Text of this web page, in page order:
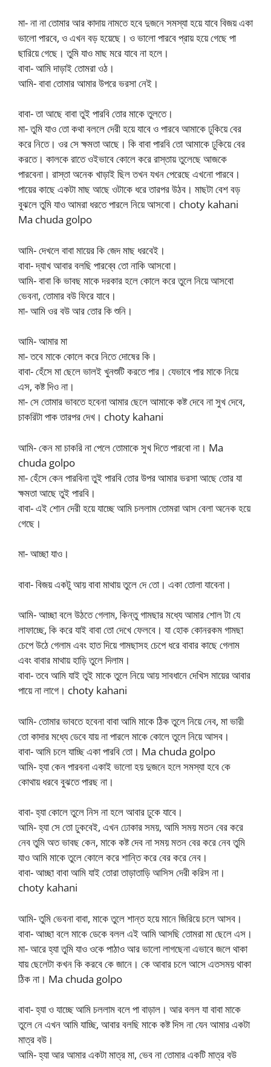
মা- না না তোমার আর কাদায় নামতে হবে দুজনে সমস্যা হয়ে যাবে বিজয় একা
ভালো পারবে, ও এখন বড় হয়েছে। ও ভালো পারবে প্রায় হয়ে গেছে পা
ছারিয়ে গেছে। তুমি যাও মাছ মরে যাবে না হলে।
বাবা- আমি দাড়াই তোমরা ওঠ।
আমি- বাবা তোমার আমার উপরে ভরসা নেই।
বাবা- তা আছে বাবা তুই পারবি তোর মাকে তুলতে।
মা- তুমি যাও তো কথা বললে দেরী হয়ে যাবে ও পারবে আমাকে ঢুকিয়ে বের
করে নিতে। ওর সে ক্ষমতা আছে। কি বাবা পারবি তো আমাকে ঢুকিয়ে বের
করতে। কালকে রাতে ওইভাবে কোলে করে রাস্তায় তুলেছে আজকে
পারবেনা। রাস্তা অনেক খাড়াই ছিল তখন যখন পেরেছে এখনো পারবে।
পায়ের কাছে একটা মাছ আছে ওটাকে ধরে তারপর উঠব। মাছটা বেশ বড়
বুঝলে তুমি যাও আমরা ধরতে পারলে নিয়ে আসবো। choty kahani
Ma chuda golpo
আমি- দেখলে বাবা মায়ের কি জেদ মাছ ধরবেই।
বাবা- দ্যাখ আবার বলছি পারব্বে তো নাকি আসবো।
আমি- বাবা কি ভাবছ মাকে দরকার হলে কোলে করে তুলে নিয়ে আসবো
ভেবনা, তোমার বউ ফিরে যাবে।
মা- আমি ওর বউ আর তোর কি শুনি।
আমি- আমার মা
মা- তবে মাকে কোলে করে নিতে দোষের কি।
বাবা- হেঁসে মা ছেলে ভালই খুনশুটি করতে পার। যেভাবে পার মাকে নিয়ে
এস, কষ্ট দিও না।
মা- সে তোমার ভাবতে হবেনা আমার ছেলে আমাকে কষ্ট দেবে না সুখ দেবে,
চাকরিটা পাক তারপর দেখ। choty kahani
আমি- কেন মা চাকরি না পেলে তোমাকে সুখ দিতে পারবো না। Ma
chuda golpo
মা- হেঁসে কেন পারবিনা তুই পারবি তোর উপর আমার ভরসা আছে তোর যা
ক্ষমতা আছে তুই পারবি।
বাবা- এই শোন দেরী হয়ে যাচ্ছে আমি চললাম তোমরা আস বেলা অনেক হয়ে
গেছে।
মা- আচ্ছা যাও।
বাবা- বিজয় একটু আয় বাবা মাথায় তুলে দে তো। একা তোলা যাবেনা।
আমি- আচ্ছা বলে উঠতে গেলাম, কিন্তু গামছার মধ্যে আমার শোল টা যে
লাফাচ্ছে, কি করে যাই বাবা তো দেখে ফেলবে। যা হোক কোনরকম গামছা
চেপে উঠে গেলাম এবং হাত দিয়ে গামছাসহ চেপে ধরে বাবার কাছে গেলাম
এবং বাবার মাথায় হাড়ি তুলে দিলাম।
বাবা- তবে আমি যাই তুই মাকে তুলে নিয়ে আয় সাবধানে দেখিস মায়ের আবার
পায়ে না লাগে। choty kahani
আমি- তোমার ভাবতে হবেনা বাবা আমি মাকে ঠিক তুলে নিয়ে নেব, মা ভারী
তো কাদার মধ্যে ডেবে যায় না পারলে মাকে কোলে তুলে নিয়ে আসব।
বাবা- আমি চলে যাচ্ছি একা পারবি তো। Ma chuda golpo
আমি- হ্যা কেন পারবনা একাই ভালো হয় দুজনে হলে সমস্যা হবে কে
কোথায় ধরবে বুঝতে পারছ না।
বাবা- হ্যা কোলে তুলে নিস না হলে আবার ঢুকে যাবে।
আমি- হ্যা সে তো ঢুকবেই, এখন ঢোকার সময়, আমি সময় মতন বের করে
নেব তুমি অত ভাবছ কেন, মাকে কষ্ট দেব না সময় মতন বের করে নেব তুমি
যাও আমি মাকে তুলে কোলে করে শান্তি করে বের করে নেব।
বাবা- আচ্ছা বাবা আমি যাই তোরা তাড়াতাড়ি আসিস দেরী করিস না।
choty kahani
আমি- তুমি ভেবনা বাবা, মাকে তুলে শান্ত হয়ে মানে জিরিয়ে চলে আসব।
বাবা- আচ্ছা বলে মাকে ডেকে বলল এই আমি আসছি তোমরা মা ছেলে এস।
মা- আরে হ্যা তুমি যাও ওকে পাঠাও আর ভালো লাগছেনা এভাবে জলে থাকা
যায় ছেলেটা কখন কি করবে কে জানে। কে আবার চলে আসে এতসময় থাকা
ঠিক না। Ma chuda golpo
বাবা- হ্যা ও যাচ্ছে আমি চললাম বলে পা বাড়াল। আর বলল যা বাবা মাকে
তুলে নে এখন আমি যাচ্ছি, আবার বলছি মাকে কষ্ট দিস না যেন আমার একটা
মাত্র বউ।
আমি- হ্যা আর আমার একটা মাত্র মা, ভেব না তোমার একটি মাত্র বউ